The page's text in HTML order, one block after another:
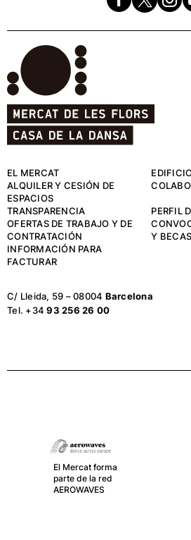
EL MERCAT
ALQUILER Y CESIÓN DE
ESPACIOS
TRANSPARENCIA
PERFIL
OFERTAS DE TRABAJO Y DE
CONTRATACIÓN
Y BECAS
INFORMACIÓN PARA
FACTURAR
C/ Lleida, 59 – 08004 Barcelona
Tel. +3493 256 26 00
El Mercat forma
parte de la red
AEROWAVES